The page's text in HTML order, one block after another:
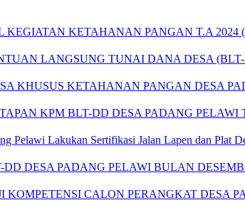
KEGIATAN KETAHANAN PANGAN T.A 2024
LANGSUNG TUNAI DANA DESA
KHUSUS KETAHANAN PANGAN DESA
KPM BLT-DD DESA PADANG
Pelawi Lakukan Sertifikasi Jalan Lapen dan Plat
DESA PADANG PELAWI BULAN
KOMPETENSI CALON PERANGKAT DESA